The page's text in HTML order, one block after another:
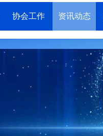
协会工作 资讯动态